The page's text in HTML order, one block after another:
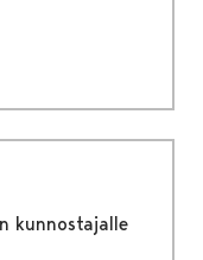
kunnostajalle